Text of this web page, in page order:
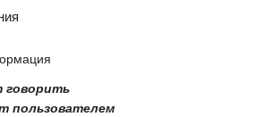
говорить
пользователем